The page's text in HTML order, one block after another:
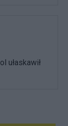
ułaskawił